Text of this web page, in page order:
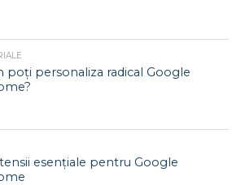
poți personaliza radical Google
esențiale pentru Google